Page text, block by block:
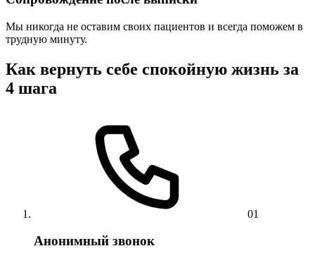
Мы никогда не оставим своих пациентов и всегда поможем в
трудную минуту.
Как вернуть себе спокойную жизнь за
4 шага
01
Анонимный звонок